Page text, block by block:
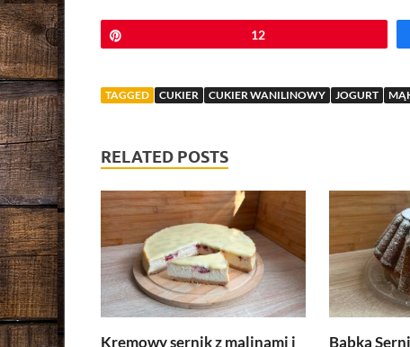
12
TAGGED CUKIER CUKIER WANILINOWY JOGURT
RELATED POSTS
Kremowy sernik z malinami i Babka